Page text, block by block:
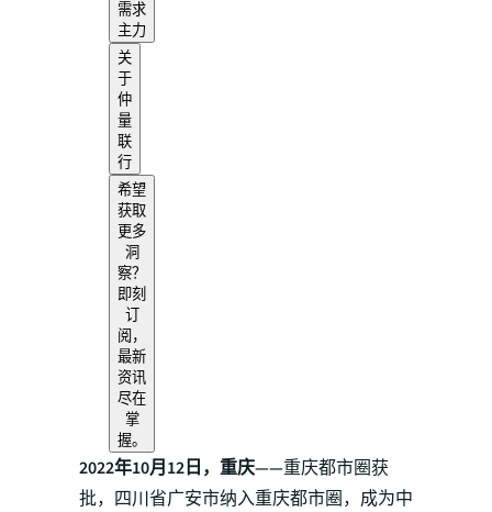
需求
主力
关
于
仲
量
联
行
希望
获取
更多
洞
察？
即刻
订
阅，
最新
资讯
尽在
掌
握。
2022年10月12日，重庆——重庆都市圈获
批，四川省广安市纳入重庆都市圈，成为中